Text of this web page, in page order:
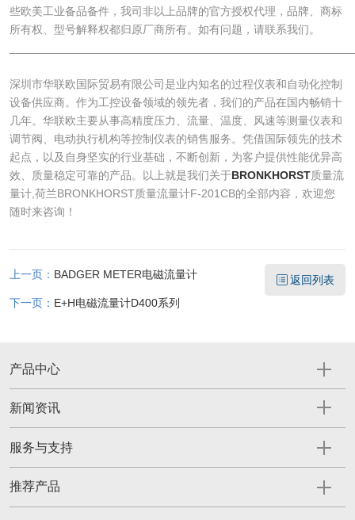
些欧美工业备品备件，我司非以上品牌的官方授权代理，品牌、商标
所有权、型号解释权都归原厂商所有。如有问题，请联系我们。
​深圳市华联欧国际贸易有限公司是业内知名的过程仪表和自动化控制
设备供应商。作为工控设备领域的领先者，我们的产品在国内畅销十
几年。华联欧主要从事高精度压力、流量、温度、风速等测量仪表和
调节阀、电动执行机构等控制仪表的销售服务。凭借国际领先的技术
起点，以及自身坚实的行业基础，不断创新，为客户提供性能优异高
效、质量稳定可靠的产品。以上就是我们关于BRONKHORST质量流
量计,荷兰BRONKHORST质量流量计F-201CB的全部内容，欢迎您
随时来咨询！
上一页： BADGER METER电磁流量计
下一页： E+H电磁流量计D400系列
返回列表
产品中心
新闻资讯
服务与支持
推荐产品